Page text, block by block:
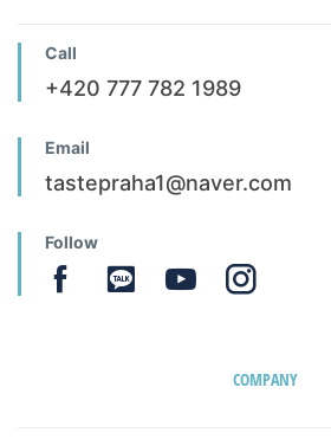
Call
+420 777 782 1989
Email
tastepraha1@naver.com
Follow
COMPANY